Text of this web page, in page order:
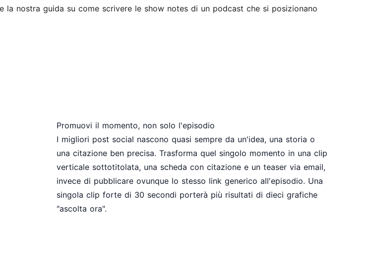
e la nostra guida su come scrivere le show notes di un podcast che si posizionano
Promuovi il momento, non solo l'episodio
I migliori post social nascono quasi sempre da un'idea, una storia o
una citazione ben precisa. Trasforma quel singolo momento in una clip
verticale sottotitolata, una scheda con citazione e un teaser via email,
invece di pubblicare ovunque lo stesso link generico all'episodio. Una
singola clip forte di 30 secondi porterà più risultati di dieci grafiche
"ascolta ora".